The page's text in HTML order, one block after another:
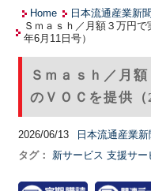
Home 日本流通産業新聞
Ｓｍａｓｈ／月額３万円
年6月11日号）
Ｓｍａｓｈ／月
のＶＯＣを提供（
2026/06/13 日本流通産業新
タグ：
新サービス 支援サー